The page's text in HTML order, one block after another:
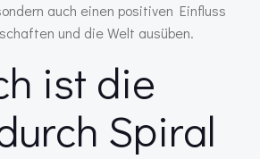
auch einen positiven Einfluss
und die Welt ausüben.
ist die
Spiral